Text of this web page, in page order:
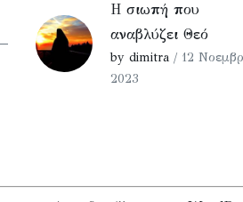
Η σιωπή που
αναβλύζει Θεό
by dimitra / 12
2023